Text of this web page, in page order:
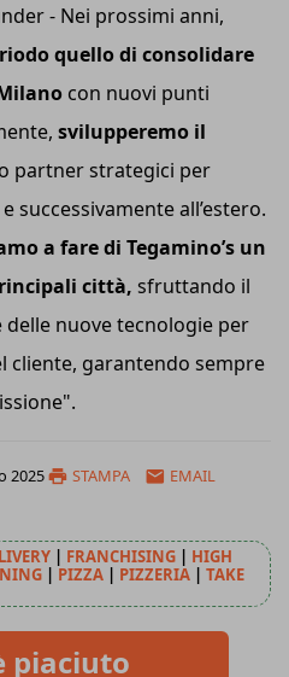
- Nei prossimi anni,
quello di consolidare
con nuovi punti
svilupperemo il
partner strategici per
successivamente all’estero.
a fare di Tegamino’s un
città, sfruttando il
delle nuove tecnologie per
cliente, garantendo sempre
2025 STAMPA
EMAIL
| FRANCHISING | HIGH
| PIZZA | PIZZERIA | TAKE
piaciuto